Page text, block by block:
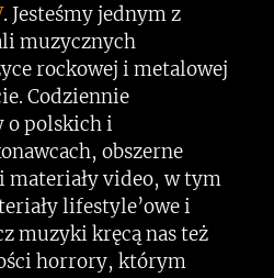
. Jesteśmy jednym z
muzycznych
rockowej i metalowej
Codziennie
o polskich i
obszerne
materiały video, w tym
lifestyle’owe i
muzyki kręcą nas też
horrory, którym